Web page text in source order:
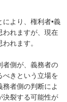
より、権利者•義
われますが、現在
れます。
者側が、義務者の
べきという立場を
者側の判断によ
決裂する可能性が